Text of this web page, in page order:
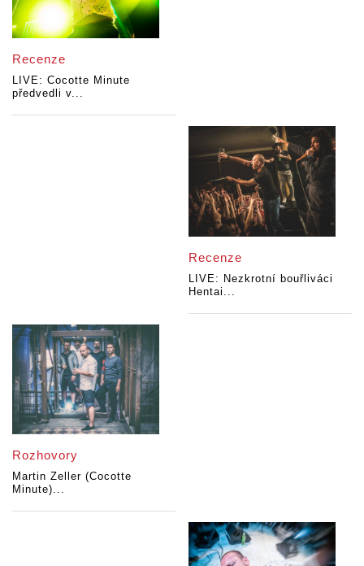
Recenze
LIVE: Cocotte Minute
předvedli v...
Recenze
LIVE: Nezkrotní bouřliváci
Hentai...
Rozhovory
Martin Zeller (Cocotte
Minute)...